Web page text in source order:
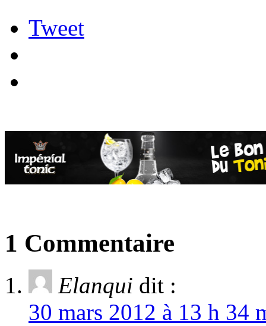
Tweet
1 Commentaire
Elanqui dit :
30 mars 2012 à 13 h 34